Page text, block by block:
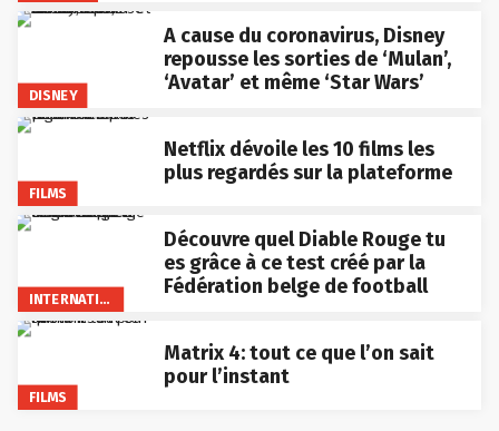
DISNEY
A cause du coronavirus, Disney
repousse les sorties de ‘Mulan’,
‘Avatar’ et même ‘Star Wars’
FILMS
Netflix dévoile les 10 films les
plus regardés sur la plateforme
INTERNATIONAL
Découvre quel Diable Rouge tu
es grâce à ce test créé par la
Fédération belge de football
FILMS
Matrix 4: tout ce que l’on sait
pour l’instant